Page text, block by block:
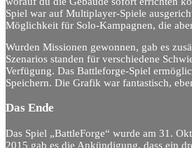
Spiel war auf Multiplayer-Spiele
Möglichkeit für Solo-Kampagnen, die
Wurden Missionen gewonnen, gab es
Szenarios standen für verschiedene
Verfügung. Das Battleforge-Spiel
Speichern. Die Grafik war fantastisch,
Das Ende
Das Spiel „BattleForge“ wurde am 31.
2015 gab es die Ankündigung, dass ein